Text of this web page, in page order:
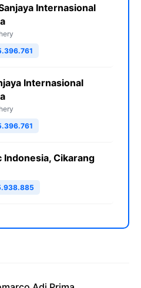
Internasional
Internasional
Indonesia, Cikarang